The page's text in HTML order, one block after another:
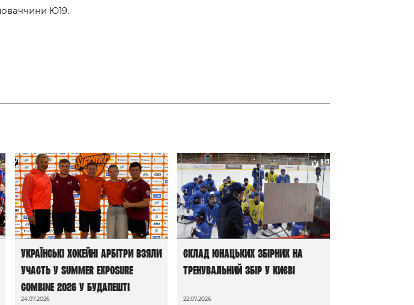
Ю19.
Українські хокейні арбітри взяли
участь у Summer Exposure
Combine 2026 у Будапешті
24.07.2026
Склад юнацьких збірних на
тренувальний збір у Києві
22.07.2026